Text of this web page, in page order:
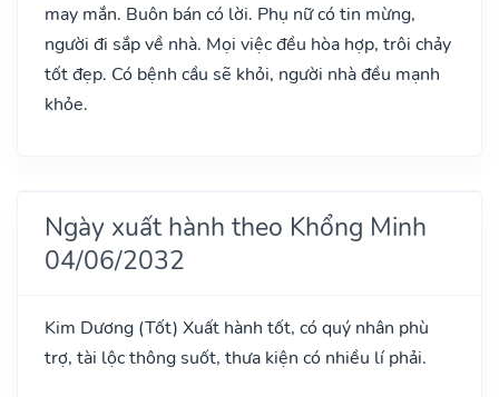
may mắn. Buôn bán có lời. Phụ nữ có tin mừng,
người đi sắp về nhà. Mọi việc đều hòa hợp, trôi chảy
tốt đẹp. Có bệnh cầu sẽ khỏi, người nhà đều mạnh
khỏe.
Ngày xuất hành theo Khổng Minh
04/06/2032
Kim Dương (Tốt) Xuất hành tốt, có quý nhân phù
trợ, tài lộc thông suốt, thưa kiện có nhiều lí phải.